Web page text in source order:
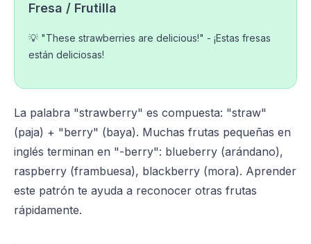
Fresa / Frutilla
💡 "These strawberries are delicious!" - ¡Estas fresas
están deliciosas!
La palabra "strawberry" es compuesta: "straw"
(paja) + "berry" (baya). Muchas frutas pequeñas en
inglés terminan en "-berry": blueberry (arándano),
raspberry (frambuesa), blackberry (mora). Aprender
este patrón te ayuda a reconocer otras frutas
rápidamente.